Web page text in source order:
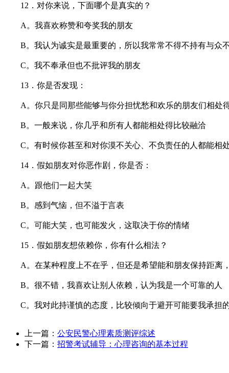
12．对你来说，下面哪个是真实的？
A。我喜欢称赞和夸奖我的朋友
B。我认为诚实是最重要的，所以我常常不得不持有与众
C。我不奉承但也不批评我的朋友
13．你是否发现：
A。你只是同那些能够与你分担忧愁和欢乐的朋友们相处
B。一般来说，你几乎和所有人都能相处得比较融洽
C。有时候你甚至和对你漠不关心、不负责任的人都能相
14．假如朋友对你恶作剧，你是否：
A。跟他们一起大笑
B。感到气恼，但不溢于言表
C。可能大笑，也可能发火，这取决于你的情绪
15．假如朋友想依赖你，你有什么相法？
A。在某种程度上不在乎，但还是希望能和朋友保持距离
B。很不错，我喜欢让别人依赖，认为我是一个可靠的人
C。我对此持谨慎的态度，比较倾向于避开可能要我承担
上一篇： 公安民警心理素质测评综述
下一篇： 招警考试辅导：心理咨询的基本过程